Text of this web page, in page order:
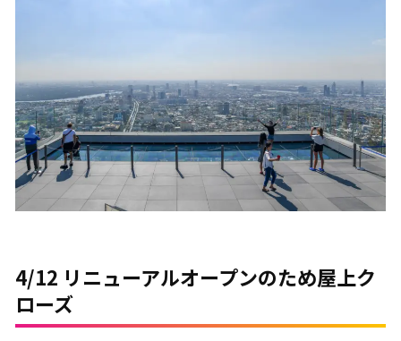
4/12 リニューアルオープンのため屋上ク
ローズ